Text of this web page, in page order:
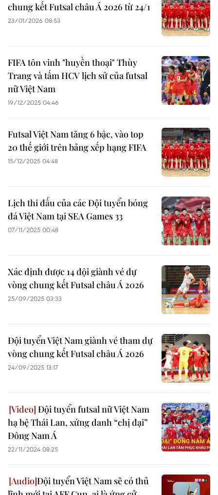
chung kết Futsal châu Á 2026 từ 24/1
23/01/2026 08:53
FIFA tôn vinh "huyền thoại" Thùy
Trang và tấm HCV lịch sử của futsal
nữ Việt Nam
19/12/2025 04:46
Futsal Việt Nam tăng 6 bậc, vào top
20 thế giới trên bảng xếp hạng FIFA
15/12/2025 04:48
Lịch thi đấu của các Đội tuyển bóng
đá Việt Nam tại SEA Games 33
07/11/2025 00:48
Xác định được 14 đội giành vé dự
vòng chung kết Futsal châu Á 2026
25/09/2025 03:33
Đội tuyển Việt Nam giành vé tham dự
vòng chung kết Futsal châu Á 2026
24/09/2025 13:17
Đội tuyển futsal nữ Việt Nam
hạ bệ Thái Lan, xứng danh “chị đại”
Đông Nam Á
22/11/2024 08:25
Đội tuyển Việt Nam sẽ có thủ